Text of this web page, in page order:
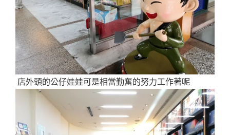
店外頭的公仔娃娃可是相當勤奮的努力工作著呢